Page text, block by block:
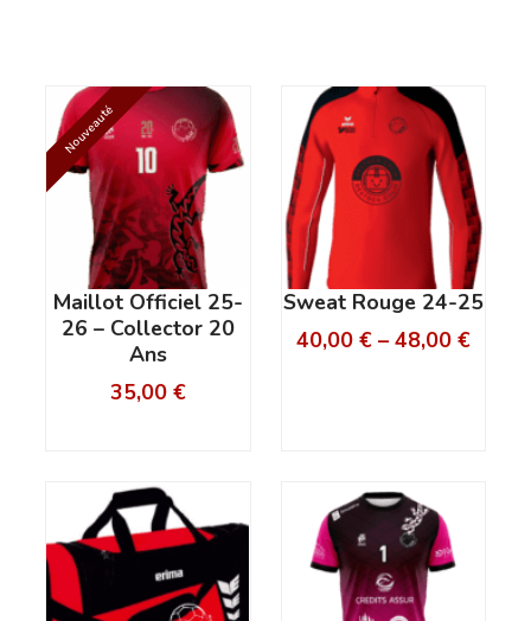
Maillot Officiel 25-
26 – Collector 20
Ans
35,00 €
Nouveauté
Sweat Rouge 24-25
40,00 €– 48,00 €